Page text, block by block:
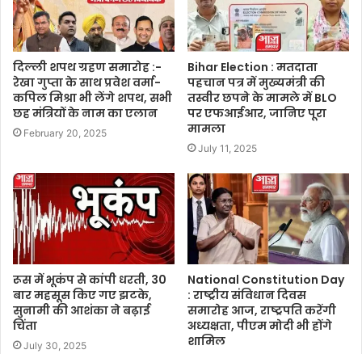
दिल्ली शपथ ग्रहण समारोह :-
रेखा गुप्ता के साथ प्रवेश वर्मा-
कपिल मिश्रा भी लेंगे शपथ, सभी
छह मंत्रियों के नाम का एलान
February 20, 2025
Bihar Election : मतदाता
पहचान पत्र में मुख्यमंत्री की
तस्वीर छपने के मामले में BLO
पर एफआईआर, जानिए पूरा
मामला
July 11, 2025
रूस में भूकंप से कांपी धरती, 30
बार महसूस किए गए झटके,
सुनामी की आशंका ने बढ़ाई
चिंता
July 30, 2025
National Constitution Day
: राष्ट्रीय संविधान दिवस
समारोह आज, राष्ट्रपति करेंगी
अध्यक्षता, पीएम मोदी भी होंगे
शामिल